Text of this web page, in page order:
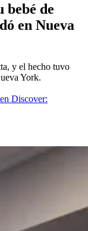
bebé de
en Nueva
y el hecho tuvo
York.
Discover: